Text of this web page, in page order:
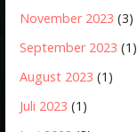
November 2023 (3)
September 2023 (1)
August 2023 (1)
Juli 2023 (1)